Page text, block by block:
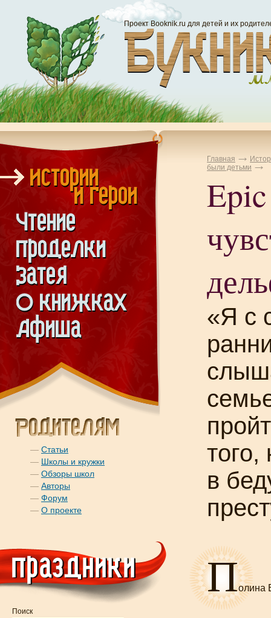
Проект Booknik.ru для детей и их
— Статьи
— Школы и кружки
— Обзоры школ
— Авторы
— Форум
— О проекте
Поиск
Главная
были детьми
«Я с
того,
в
Полина